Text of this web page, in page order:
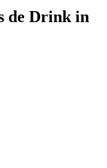
de Drink in